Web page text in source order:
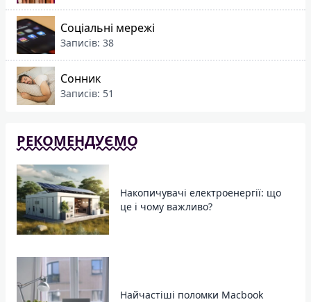
Соціальні мережі
Записів: 38
Сонник
Записів: 51
РЕКОМЕНДУЄМО
Накопичувачі електроенергії: що
це і чому важливо?
Найчастіші поломки Macbook